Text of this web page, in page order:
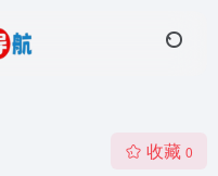
收藏 0